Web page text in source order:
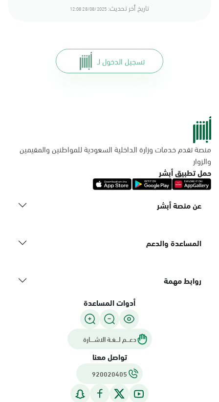
تاريخ أخر تحديث: 28/08/2025 12:08
تسجيل الدخول لـ
منصة تقدم خدمات وزارة الداخلية السعودية للمواطنين والمقيمين
والزوار
حمل تطبيق أبشر
عن منصة أبشر
المساعدة والدعم
روابط مهمة
أدوات المساعدة
دعـــم لـــغـة الاشــــارة
تواصل معنا
920020405